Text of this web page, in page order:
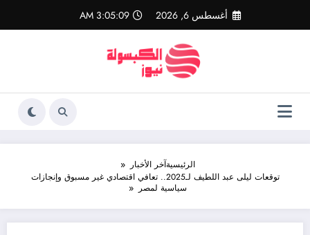
المحتوى
أغسطس 6, 2026 3:05:10 AM
الرئيسيةآخر الأخبار
توقعات ليلى عبد اللطيف لـ2025.. تعافي اقتصادي غير مسبوق وإنجازات
سياسية لمصر